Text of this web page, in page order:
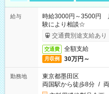
給与
時給3000円～3500円
験により相談☆
交通費別途支給あり
交通費 全額支給
月収例 30万円～
勤務地
東京都墨田区
両国駅から徒歩8分 /